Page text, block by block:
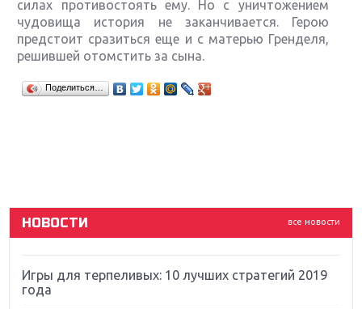
силах противостоять ему. Но с уничтожением
чудовища история не заканчивается. Герою
предстоит сразиться еще и с матерью Гренделя,
решившей отомстить за сына.
Поделиться…
все новости
НОВОСТИ
Крупнейшие релизы мая: Nintendo, Microsoft и
Sony
Far Cry 5: хвалить нельзя ругать
Игры для терпеливых: 10 лучших стратегий 2019
года